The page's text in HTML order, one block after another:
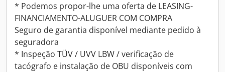
* Podemos propor-lhe uma oferta de LEASING-
FINANCIAMENTO-ALUGUER COM COMPRA
Seguro de garantia disponível mediante pedido à
seguradora
* Inspeção TÜV / UVV LBW / verificação de
tacógrafo e instalação de OBU disponíveis com